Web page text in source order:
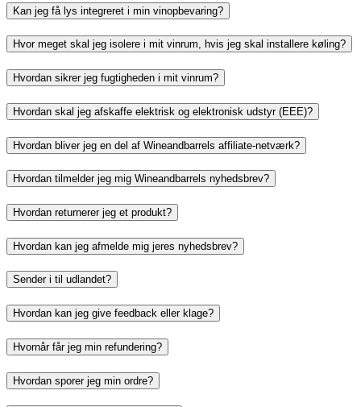
Kan jeg få lys integreret i min vinopbevaring?
Hvor meget skal jeg isolere i mit vinrum, hvis jeg skal installere køling?
Hvordan sikrer jeg fugtigheden i mit vinrum?
Hvordan skal jeg afskaffe elektrisk og elektronisk udstyr (EEE)?
Hvordan bliver jeg en del af Wineandbarrels affiliate-netværk?
Hvordan tilmelder jeg mig Wineandbarrels nyhedsbrev?
Hvordan returnerer jeg et produkt?
Hvordan kan jeg afmelde mig jeres nyhedsbrev?
Sender i til udlandet?
Hvordan kan jeg give feedback eller klage?
Hvornår får jeg min refundering?
Hvordan sporer jeg min ordre?